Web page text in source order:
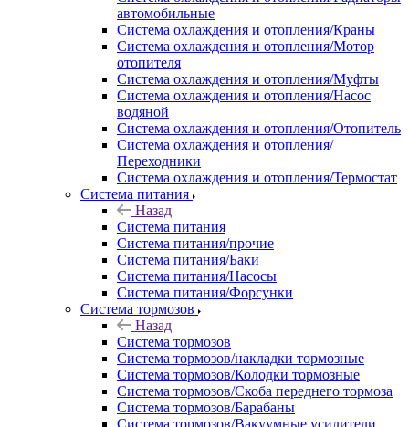
автомобильные
Система охлаждения и отопления/Краны
Система охлаждения и отопления/Мотор
отопителя
Система охлаждения и отопления/Муфты
Система охлаждения и отопления/Насос
водяной
Система охлаждения и отопления/Отопитель
Система охлаждения и отопления/
Переходники
Система охлаждения и отопления/Термостат
Система питания
Назад
Система питания
Система питания/прочие
Система питания/Баки
Система питания/Насосы
Система питания/Форсунки
Система тормозов
Назад
Система тормозов
Система тормозов/накладки тормозные
Система тормозов/Колодки тормозные
Система тормозов/Скоба переднего тормоза
Система тормозов/Барабаны
Система тормозов/Вакуумные усилители